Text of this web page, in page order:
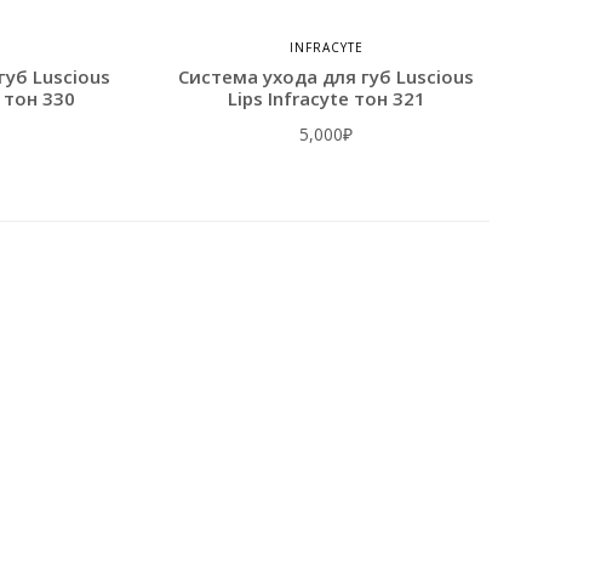
Luscious
330
INFRACYTE
Система ухода для губ Luscious
Lips Infracyte тон 321
5,000₽